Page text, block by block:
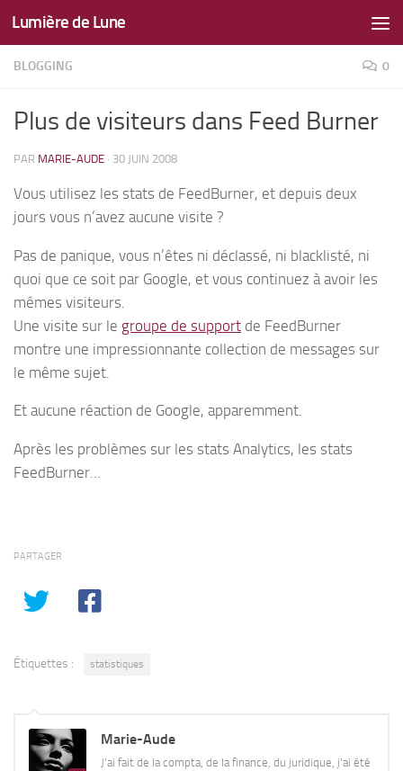
Skip to content
Lumière de Lune
BLOGGING 0
Plus de visiteurs dans Feed Burner
PAR MARIE-AUDE · 30 JUIN 2008
Vous utilisez les stats de FeedBurner, et depuis deux
jours vous n’avez aucune visite ?
Pas de panique, vous n’êtes ni déclassé, ni blacklisté, ni
quoi que ce soit par Google, et vous continuez à avoir les
mêmes visiteurs.
Une visite sur le groupe de support de FeedBurner
montre une impressionnante collection de messages sur
le même sujet.
Et aucune réaction de Google, apparemment.
Après les problèmes sur les stats Analytics, les stats
FeedBurner…
PARTAGER
Étiquettes : statistiques
Marie-Aude
J'ai fait de la compta, de la finance, du juridique, j'ai été